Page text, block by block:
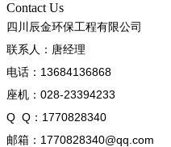
Contact Us
四川辰金环保工程有限公司
联系人：唐经理
电话：13684136868
座机：028-23394233
Q Q：1770828340
邮箱：1770828340@qq.com